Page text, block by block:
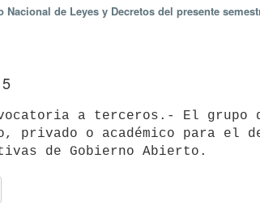
Nacional de Leyes y Decretos del presente
privado o académico para el